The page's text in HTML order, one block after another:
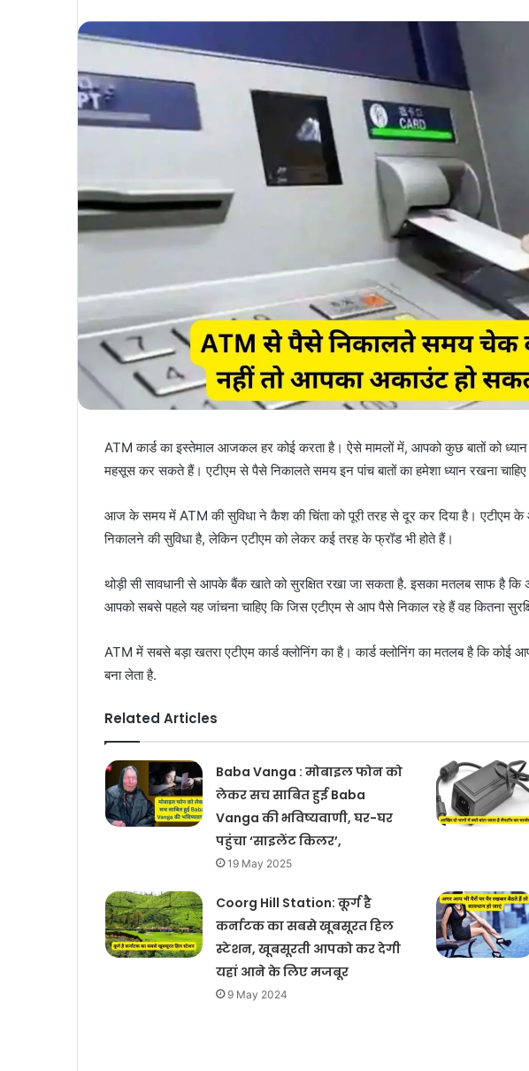
ATM कार्ड का इस्तेमाल आजकल हर कोई करता है। ऐसे मामलों में, आपको कुछ बातों को
महसूस कर सकते हैं। एटीएम से पैसे निकालते समय इन पांच बातों का हमेशा ध्यान रखना
आज के समय में ATM की सुविधा ने कैश की चिंता को पूरी तरह से दूर कर दिया है।
निकालने की सुविधा है, लेकिन एटीएम को लेकर कई तरह के फ्रॉड भी होते हैं।
थोड़ी सी सावधानी से आपके बैंक खाते को सुरक्षित रखा जा सकता है. इसका मतलब साफ है
आपको सबसे पहले यह जांचना चाहिए कि जिस एटीएम से आप पैसे निकाल रहे हैं वह कितना
ATM में सबसे बड़ा खतरा एटीएम कार्ड क्लोनिंग का है। कार्ड क्लोनिंग का मतलब है कि कोई
बना लेता है.
Related Articles
Baba Vanga : मोबाइल फोन को
लेकर सच साबित हुई Baba
Vanga की भविष्यवाणी, घर-घर
पहुंचा ‘साइलेंट किलर’,
19 May 2025
Coorg Hill Station: कूर्ग है
कर्नाटक का सबसे खूबसूरत हिल
स्टेशन, खूबसूरती आपको कर देगी
यहां आने के लिए मजबूर
9 May 2024